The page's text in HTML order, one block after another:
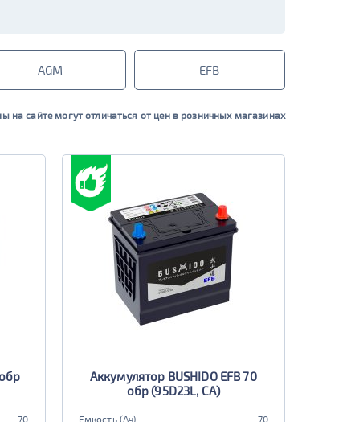
AGM EFB
на сайте могут отличаться от цен в розничных магазинах
70
Аккумулятор BUSHIDO EFB 70
обр (95D23L, CA)
Емкость (Ач)
70